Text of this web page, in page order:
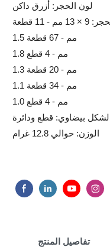
لون الحجر: أزرق داكن
- 11 قطعة
1.5 مم - 67 قطعة
1.8 مم - 4 قطع
1.3 مم - 20 قطعة
1.1 مم - 34 قطعة
1.0 مم - 4 قطع
بيضاوي: قطع ودائرة
الوزن: حوالي 12.8 غرام
تفاصيل المنتج